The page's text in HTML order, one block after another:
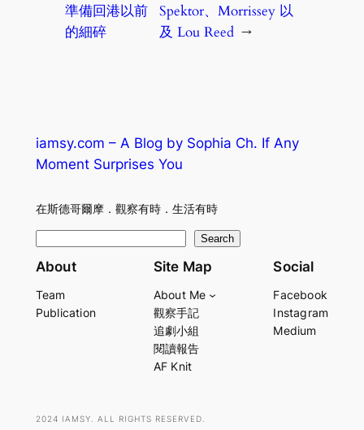
準備回港以前
的細碎
Spektor、Morrissey 以
及 Lou Reed →
iamsy.com – A Blog by Sophia Ch. If Any
Moment Surprises You
在斯德哥爾摩．觀察有時．生活有時
e
r
Search
About
Team
Publication
Site Map
About Me
觀察手記
追劇小組
閱讀報告
AF Knit
Social
Facebook
Instagram
Medium
2024 IAMSY. ALL RIGHTS RESERVED.